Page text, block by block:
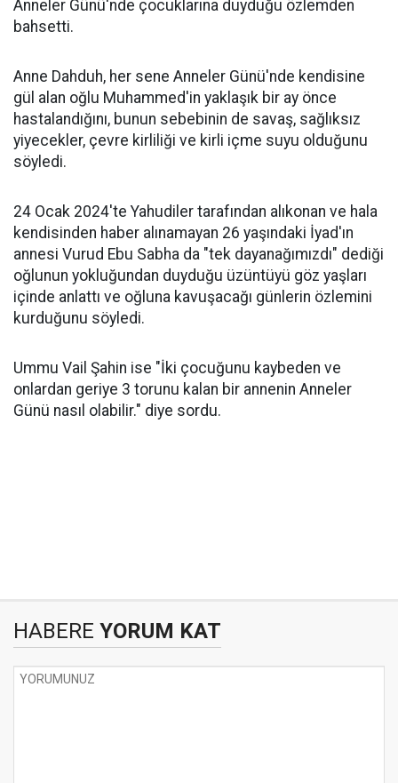
Anneler Günü'nde çocuklarına duyduğu özlemden
bahsetti.
Anne Dahduh, her sene Anneler Günü'nde kendisine
gül alan oğlu Muhammed'in yaklaşık bir ay önce
hastalandığını, bunun sebebinin de savaş, sağlıksız
yiyecekler, çevre kirliliği ve kirli içme suyu olduğunu
söyledi.
24 Ocak 2024'te Yahudiler tarafından alıkonan ve hala
kendisinden haber alınamayan 26 yaşındaki İyad'ın
annesi Vurud Ebu Sabha da "tek dayanağımızdı" dediği
oğlunun yokluğundan duyduğu üzüntüyü göz yaşları
içinde anlattı ve oğluna kavuşacağı günlerin özlemini
kurduğunu söyledi.
Ummu Vail Şahin ise "İki çocuğunu kaybeden ve
onlardan geriye 3 torunu kalan bir annenin Anneler
Günü nasıl olabilir." diye sordu.
HABERE YORUM KAT